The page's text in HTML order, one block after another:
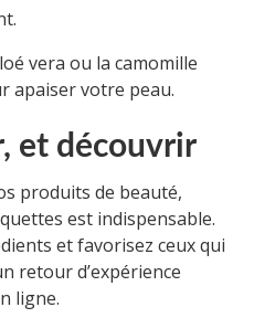
vera ou la camomille
apaiser votre peau.
et découvrir
produits de beauté,
est indispensable.
et favorisez ceux qui
retour d’expérience
ligne.